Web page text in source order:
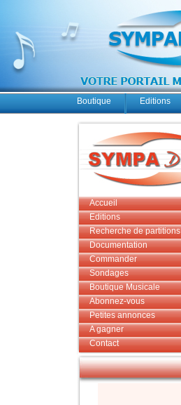
Boutique Editions
Accueil
Editions
Recherche de partitions
Documentation
Commander
Sondages
Boutique Musicale
Abonnez-vous
Petites annonces
A gagner
Contact